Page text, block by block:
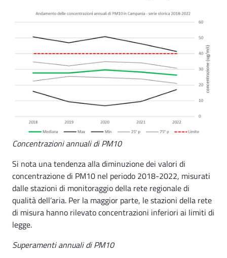
Concentrazioni annuali di PM10
Si nota una tendenza alla diminuzione dei valori di
concentrazione di PM10 nel periodo 2018-2022, misurati
dalle stazioni di monitoraggio della rete regionale di
qualità dell’aria. Per la maggior parte, le stazioni della rete
di misura hanno rilevato concentrazioni inferiori ai limiti di
legge.
Superamenti annuali di PM10